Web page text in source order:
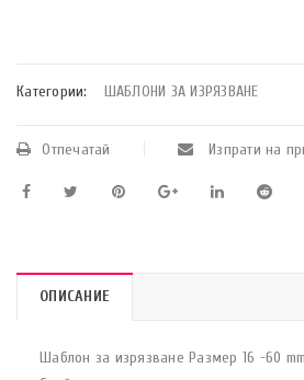
Категории: ШАБЛОНИ ЗА ИЗРЯЗВАНЕ
Отпечатай Изпрати на
ОПИСАНИЕ
Шаблон за изрязване Размер 16 -60